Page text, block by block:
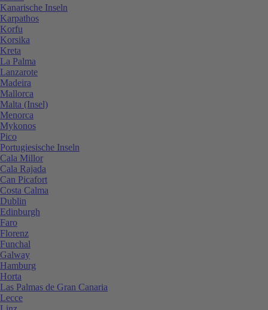
Kanarische Inseln
Karpathos
Korfu
Korsika
Kreta
La Palma
Lanzarote
Madeira
Mallorca
Malta (Insel)
Menorca
Mykonos
Pico
Portugiesische Inseln
Cala Millor
Cala Rajada
Can Picafort
Costa Calma
Dublin
Edinburgh
Faro
Florenz
Funchal
Galway
Hamburg
Horta
Las Palmas de Gran Canaria
Lecce